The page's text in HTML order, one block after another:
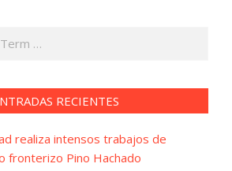
RECIENTES
realiza intensos trabajos de
fronterizo Pino Hachado